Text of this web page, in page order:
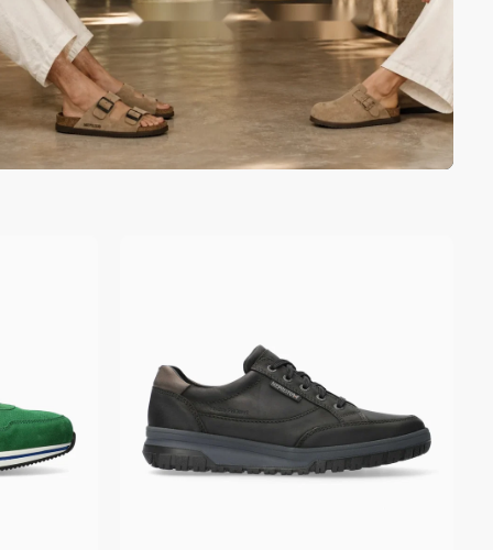
été sélectionné.